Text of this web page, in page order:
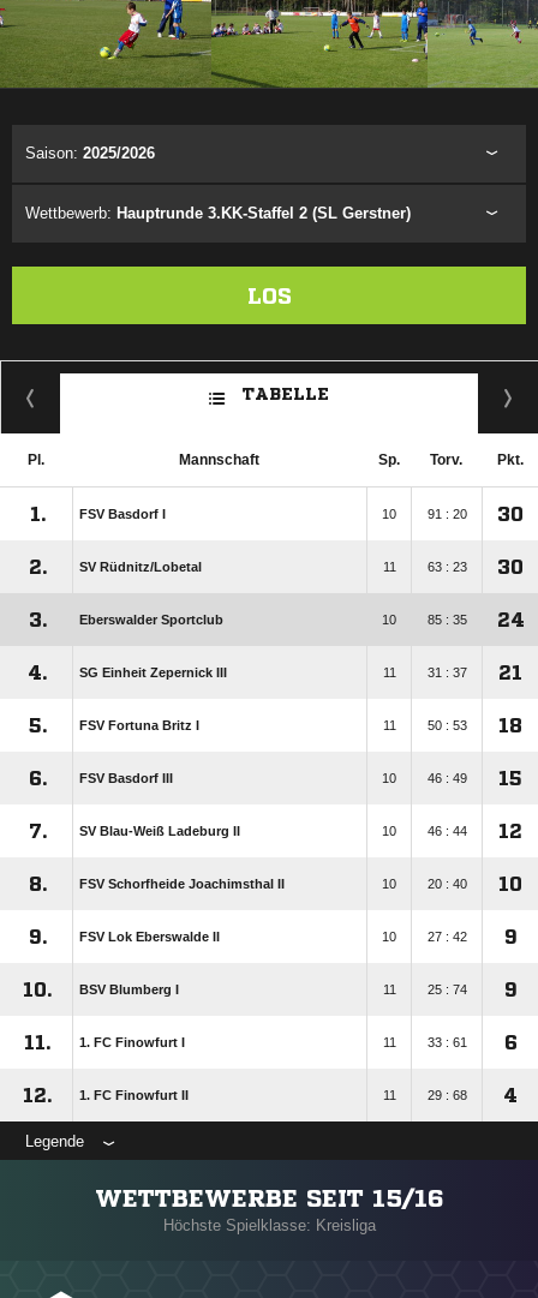
Saison: 2025/2026
Wettbewerb: Hauptrunde 3.KK-Staffel 2 (SL Gerstner)
LOS
TABELLE
Pl. Mannschaft Sp. Torv. Pkt.
1. FSV Basdorf I 10 91 : 20 30
2. SV Rüdnitz/​Lobetal 11 63 : 23 30
3. Eberswalder Sportclub 10 85 : 35 24
4. SG Einheit Zepernick III 11 31 : 37 21
5. FSV Fortuna Britz I 11 50 : 53 18
6. FSV Basdorf III 10 46 : 49 15
7. SV Blau-Weiß Ladeburg II 10 46 : 44 12
8. FSV Schorfheide Joachimsthal II 10 20 : 40 10
9. FSV Lok Eberswalde II 10 27 : 42 9
10. BSV Blumberg I 11 25 : 74 9
11. 1. FC Finowfurt I 11 33 : 61 6
12. 1. FC Finowfurt II 11 29 : 68 4
Legende
WETTBEWERBE SEIT 15/16
Höchste Spielklasse: Kreisliga